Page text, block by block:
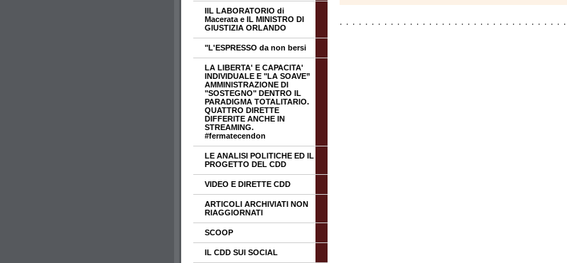
IIL LABORATORIO di
Macerata e IL MINISTRO DI
GIUSTIZIA ORLANDO
"L'ESPRESSO da non bersi
LA LIBERTA' E CAPACITA'
INDIVIDUALE E "LA SOAVE”
AMMINISTRAZIONE DI
"SOSTEGNO" DENTRO IL
PARADIGMA TOTALITARIO.
QUATTRO DIRETTE
DIFFERITE ANCHE IN
STREAMING.
#fermatecendon
LE ANALISI POLITICHE ED IL
PROGETTO DEL CDD
VIDEO E DIRETTE CDD
ARTICOLI ARCHIVIATI NON
RIAGGIORNATI
SCOOP
IL CDD SUI SOCIAL